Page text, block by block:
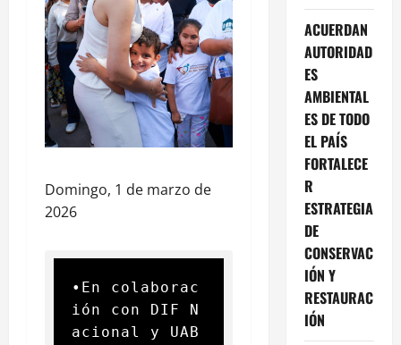
Domingo, 1 de marzo de
2026
•En colaborac
ión con DIF N
acional y UAB
ACUERDAN
AUTORIDAD
ES
AMBIENTAL
ES DE TODO
EL PAÍS
FORTALECE
R
ESTRATEGIA
DE
CONSERVAC
IÓN Y
RESTAURAC
IÓN